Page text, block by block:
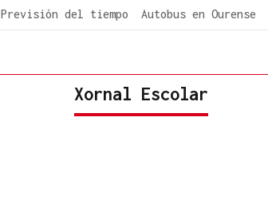
Previsión del tiempo Autobus en Ourense
Xornal Escolar